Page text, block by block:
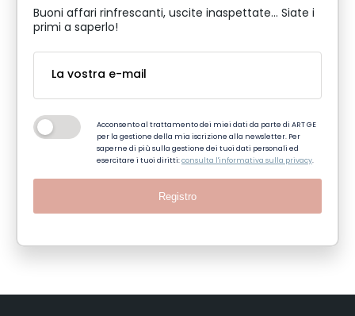
Buoni affari rinfrescanti, uscite inaspettate... Siate i
primi a saperlo!
Acconsento al trattamento dei miei dati da parte di ART GE
per la gestione della mia iscrizione alla newsletter. Per
saperne di più sulla gestione dei tuoi dati personali ed
esercitare i tuoi diritti:consulta l'informativa sulla privacy.
Registro